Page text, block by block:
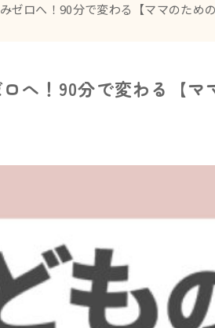
ゼロへ！90分で変わる【ママのため
へ！90分で変わる【マ